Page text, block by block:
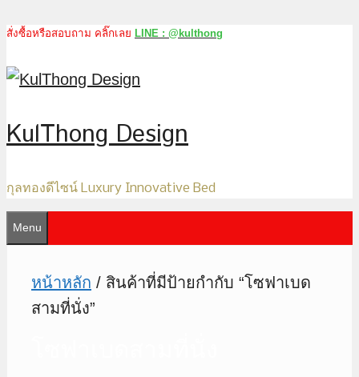
Skip
to
content
สั่งซื้อหรือสอบถาม คลิ๊กเลย LINE : @kulthong
KulThong Design
กุลทองดีไซน์ Luxury Innovative Bed
Menu
หน้าหลัก / สินค้าที่มีป้ายกำกับ “โซฟาเบด
สามที่นั่ง”